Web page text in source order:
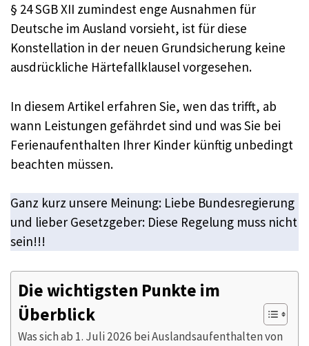
§ 24 SGB XII zumindest enge Ausnahmen für
Deutsche im Ausland vorsieht, ist für diese
Konstellation in der neuen Grundsicherung keine
ausdrückliche Härtefallklausel vorgesehen.
In diesem Artikel erfahren Sie, wen das trifft, ab
wann Leistungen gefährdet sind und was Sie bei
Ferienaufenthalten Ihrer Kinder künftig unbedingt
beachten müssen.
Ganz kurz unsere Meinung: Liebe Bundesregierung
und lieber Gesetzgeber: Diese Regelung muss nicht
sein!!!
Die wichtigsten Punkte im
Überblick
Was sich ab 1. Juli 2026 bei Auslandsaufenthalten von